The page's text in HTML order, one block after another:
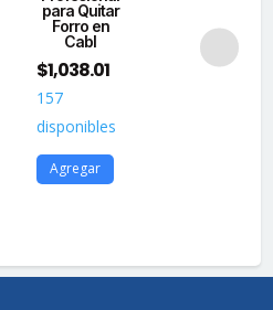
para Quitar
Forro en
Cabl
$1,038.01
157
disponibles
Agregar